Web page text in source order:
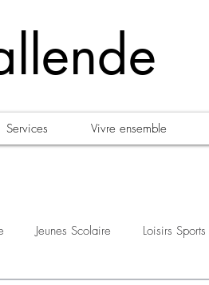
Services Vivre ensemble
Jeunes Scolaire Loisirs Sports